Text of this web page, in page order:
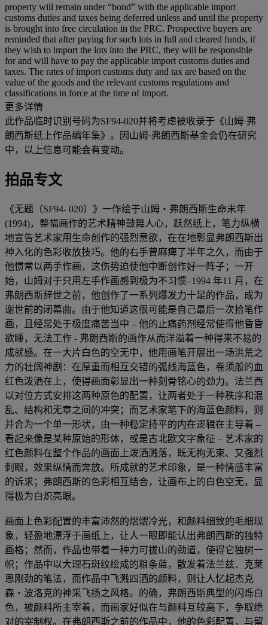
property will remain under “bond” with the applicable import
customs duties and taxes being deferred unless and until the property
is brought into free circulation in the PRC. Prospective buyers are
reminded that after paying for such lots in full and cleared funds, if
they wish to import the lots into the PRC, they will be responsible
for and will have to pay the applicable import customs duties and
taxes. The rates of import customs duty and tax are based on the
value of the goods and the relevant customs regulations and
classifications in force at the time of import.
更多详情
此作品临时识别号码为SF94-020并将考虑被收录于《山姆·弗
朗西斯纸上作品编年集》。因山姆·弗朗西斯基金会仍在研究
中，以上信息可能会有变动。
拍品专文
《无题（SF94- 020）》一作绘于山姆・弗朗西斯生命末年
(1994)，整幅画作的艺术精神鼓舞人心，跃然纸上，笔力纵横
地宣告艺术家用生命创作的强烈意欲，在在地彰显弗朗西斯出
神入化的色彩收放技巧。他的右手曾麻痺了半年之久，而由于
他惯常以两手作画，这伤势迫使他中断创作好一阵子；一开
始，山姆对于只用左手作画感到极为不习惯–1994 年11 月，在
弗朗西斯辞世之前，他创作了一系列爆发力十足的作品，成为
谢世前的闭幕曲。由于他知道这很可能是自己最后一次拾笔作
画，且经常处于极度痛苦当中 – 他的止痛药剂经常使得他昏昏
欲睡，无法工作 - 弗朗西斯的画作从而洋溢着一种得来不易的
成就感。在一大片白色的空无中，他用画笔开展出一场洪荒之
力的壮阔神剧：在厚重而相互交错的弧线海蓝色，卷须般的血
红色泼洒在上，使得画面彰显出一种刻骨铭心的劲力。法兰西
以对位方式安排这两种原色的配置，让两者处于一种秩序和混
乱、结构和无章之间的冲突；而艺术家笔下的海蓝色颜料，则
并合为一个单一形状，由一种稳定持平的内在逻辑在主导着 –
看起来像是某种原始的形体，或是古北欧文字象征 – 艺术家的
红色颜料在整个作品的画面上泼洒溅落，既无拘无束、又强烈
刺眼，效果纵情而奔放。所成就的艺术印象，是一种情感丰富
的诉求；弗朗西斯的色彩相互结合，让画布上的白色空无，显
得极为白炽亮眼。
画面上色彩配置的丰富沛然的熠熠冷光，和颜料细致的毛细现
象，轻盈地漂浮于画纸上，让人一眼即能认出弗朗西斯的独特
画格；然而，作品也带着一种力可拔山的劲道，使得它独树一
帜；作品中以大理石斑纹绘成的粗条蓝，散发着法兰兹．克莱
恩刚劲的笔法，而作品中飞溅四洒的颜料，则让人忆起杰克
森・波洛克的神采飞扬之风格。的确，弗朗西斯典型的闪烁白
色，被颜料所主宰着，而画家好似在与颜料互较高下，争取绝
对的宰制权。在弗朗西斯之前的作品中，他的色彩配置，与留